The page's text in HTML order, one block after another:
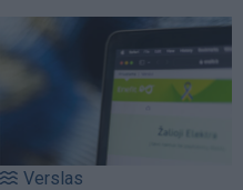
Verslas